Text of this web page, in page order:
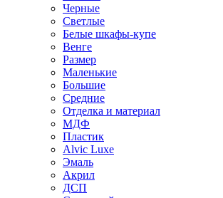
Черные
Светлые
Белые шкафы-купе
Венге
Размер
Маленькие
Большие
Средние
Отделка и материал
МДФ
Пластик
Alvic Luxe
Эмаль
Акрил
ДСП